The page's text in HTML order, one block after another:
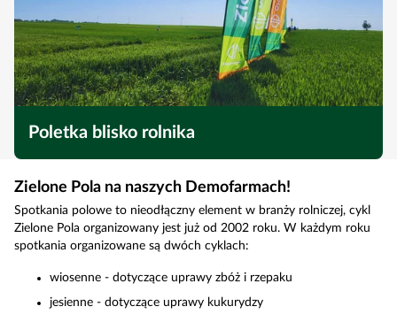
Poletka blisko rolnika
Zielone Pola na naszych Demofarmach!
Spotkania polowe to nieodłączny element w branży rolniczej, cykl
Zielone Pola organizowany jest już od 2002 roku. W każdym roku
spotkania organizowane są dwóch cyklach:
wiosenne - dotyczące uprawy zbóż i rzepaku
jesienne - dotyczące uprawy kukurydzy